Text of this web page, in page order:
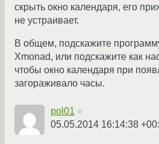
скрыть окно календаря, его
не устраивает.
В общем, подскажите
Xmonad, или подскажите как
чтобы окно календаря при
загораживало часы.
pol01 ☆
05.05.2014 16:14:38